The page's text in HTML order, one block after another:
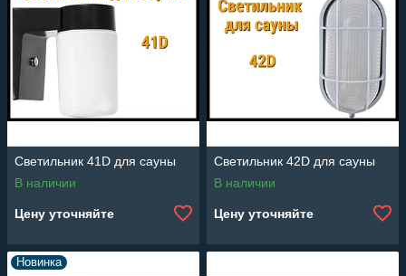
Светильник 41D для сауны
В наличии
Цену уточняйте
Светильник 42D для сауны
В наличии
Цену уточняйте
Новинка